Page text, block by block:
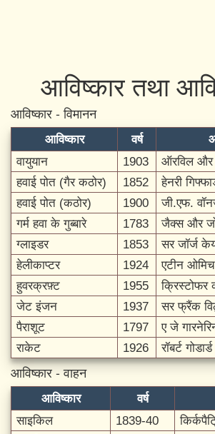
आविष्कार तथा
आविष्कार - विमानन
आविष्कार वर्ष
वायुयान
1903
ऑरविल और
हवाई पोत (गैर कठोर)
1852
हेनरी
हवाई पोत (कठोर)
1900
जी.एफ.
गर्म हवा के गुब्बारे
1783
जैक्स और
ग्लाइडर
1853
सर जॉर्ज
हेलीकाप्टर
1924
एटीन
हुवरक्रफ़्ट
1955
क्रिस्टोफर
जेट इंजन
1937
सर फ्रैंक
पैराशूट
1797
ए जे
राकेट
1926 रॉबर्ट गोडार्ड
आविष्कार - वाहन
आविष्कार वर्ष
साइकिल
1839-40